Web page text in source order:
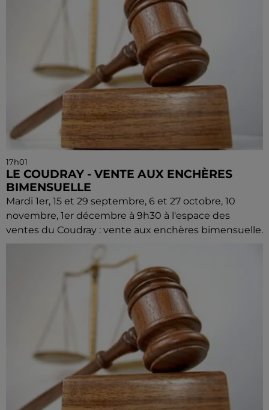
17h01
LE COUDRAY - VENTE AUX ENCHÈRES
BIMENSUELLE
Mardi 1er, 15 et 29 septembre, 6 et 27 octobre, 10
novembre, 1er décembre à 9h30 à l'espace des
ventes du Coudray : vente aux enchères bimensuelle.